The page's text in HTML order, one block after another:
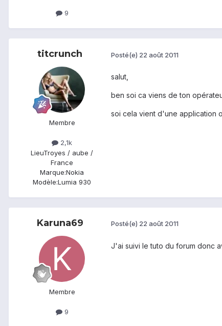
9
titcrunch
Membre
2,1k
LieuTroyes / aube /
France
Marque:Nokia
Modèle:Lumia 930
Posté(e) 22 août 2011
salut,
ben soi ca viens de ton
soi cela vient d'une application
Karuna69
Membre
9
Posté(e) 22 août 2011
J'ai suivi le tuto du forum donc